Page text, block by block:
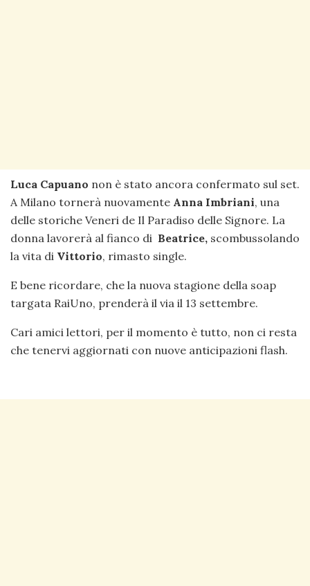
Luca Capuano non è stato ancora confermato sul set.
A Milano tornerà nuovamente Anna Imbriani, una
delle storiche Veneri de Il Paradiso delle Signore. La
donna lavorerà al fianco di Beatrice, scombussolando
la vita di Vittorio, rimasto single.
E bene ricordare, che la nuova stagione della soap
targata RaiUno, prenderà il via il 13 settembre.
Cari amici lettori, per il momento è tutto, non ci resta
che tenervi aggiornati con nuove anticipazioni flash.